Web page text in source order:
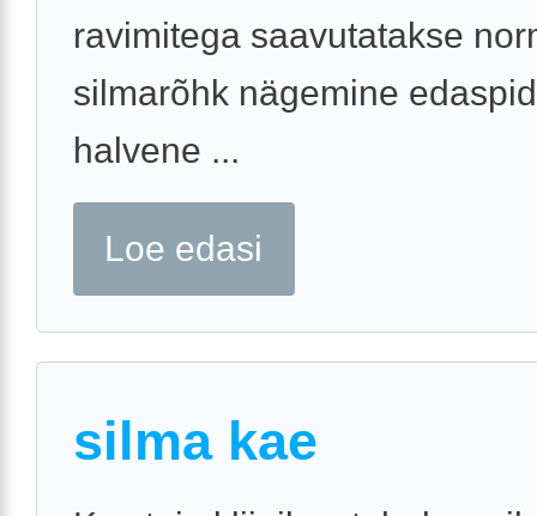
ravimitega saavutatakse
silmarõhk nägemine
halvene ...
Loe edasi
silma kae